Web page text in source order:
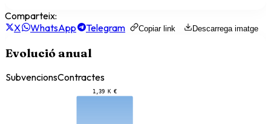
Comparteix:
X
WhatsApp Telegram Copiar link Descarrega imatge
Evolució anual
SubvencionsContractes
1,39 K €